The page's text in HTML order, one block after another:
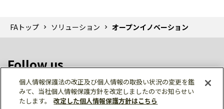
FAトップ ソリューション オープンイノベーション
Follow us
個人情報保護法の改正及び個人情報の取扱い状況の変更を鑑
みて、当社個人情報保護方針を改定しましたのでお知らせい
たします。
改定した個人情報保護方針はこちら